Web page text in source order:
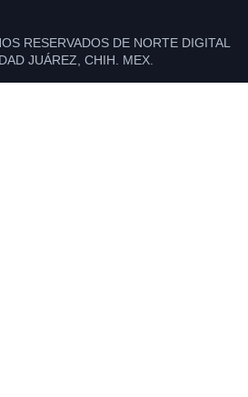
RESERVADOS DE NORTE DIGITAL
JUÁREZ, CHIH. MEX.